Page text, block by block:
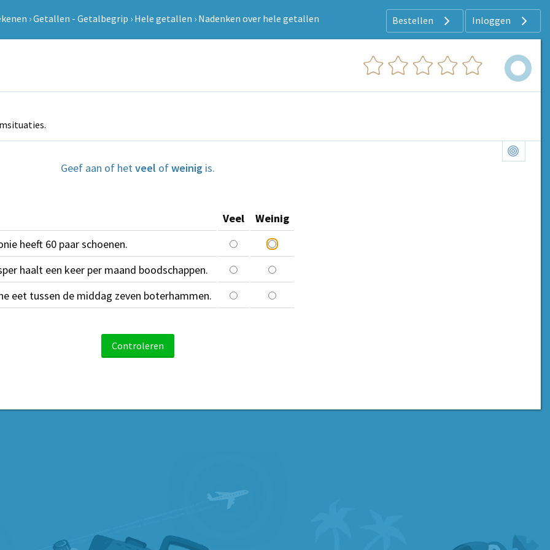
›Getallen - Getalbegrip › Hele getallen › Nadenken over hele getallen Bestellen Inloggen
Geef aan of hetveel ofweinigis.
Veel
Weinig
heeft 60 paar schoenen.
haalt een keer per maand boodschappen.
eet tussen de middag zeven boterhammen.